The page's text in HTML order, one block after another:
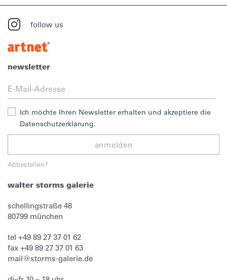
follow us
newsletter
Ich möchte Ihren Newsletter erhalten und akzeptiere die
Datenschutzerklärung.
anmelden
Abbestellen?
walter storms galerie
schellingstraße 48
80799 münchen
tel +49 89 27 37 01 62
fax +49 89 27 37 01 63
mail@storms-galerie.de